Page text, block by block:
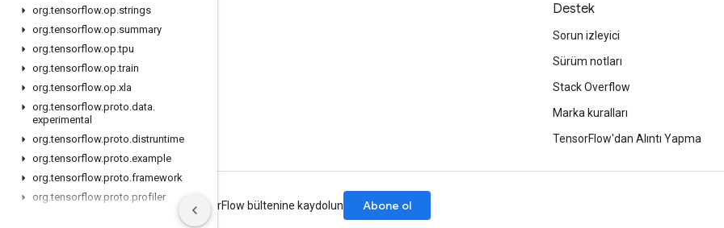
org.tensorflow.op.strings
org.tensorflow.op.summary
org.tensorflow.op.tpu
org.tensorflow.op.train
org.tensorflow.op.xla
org.tensorflow.proto.data.
experimental
org.tensorflow.proto.distruntime
org.tensorflow.proto.example
org.tensorflow.proto.framework
org.tensorflow.proto.profiler
Bağlı kalma
Blog
GitHub
Twitter
YouTube
Destek
Sorun izleyici
Sürüm notları
Stack Overflow
Marka kuralları
TensorFlow'dan Alıntı Yapma
Şartlar Manage cookies TensorFlow bültenine kaydolun Abone ol